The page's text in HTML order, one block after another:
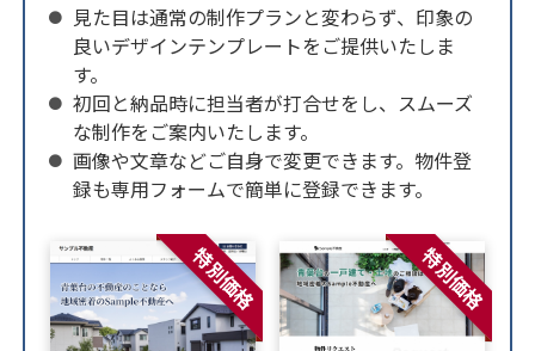
見た目は通常の制作プランと変わらず、印象の
良いデザインテンプレートをご提供いたしま
す。
初回と納品時に担当者が打合せをし、スムーズ
な制作をご案内いたします。
画像や文章などご自身で変更できます。物件登
録も専用フォームで簡単に登録できます。
特別価格 特別価格